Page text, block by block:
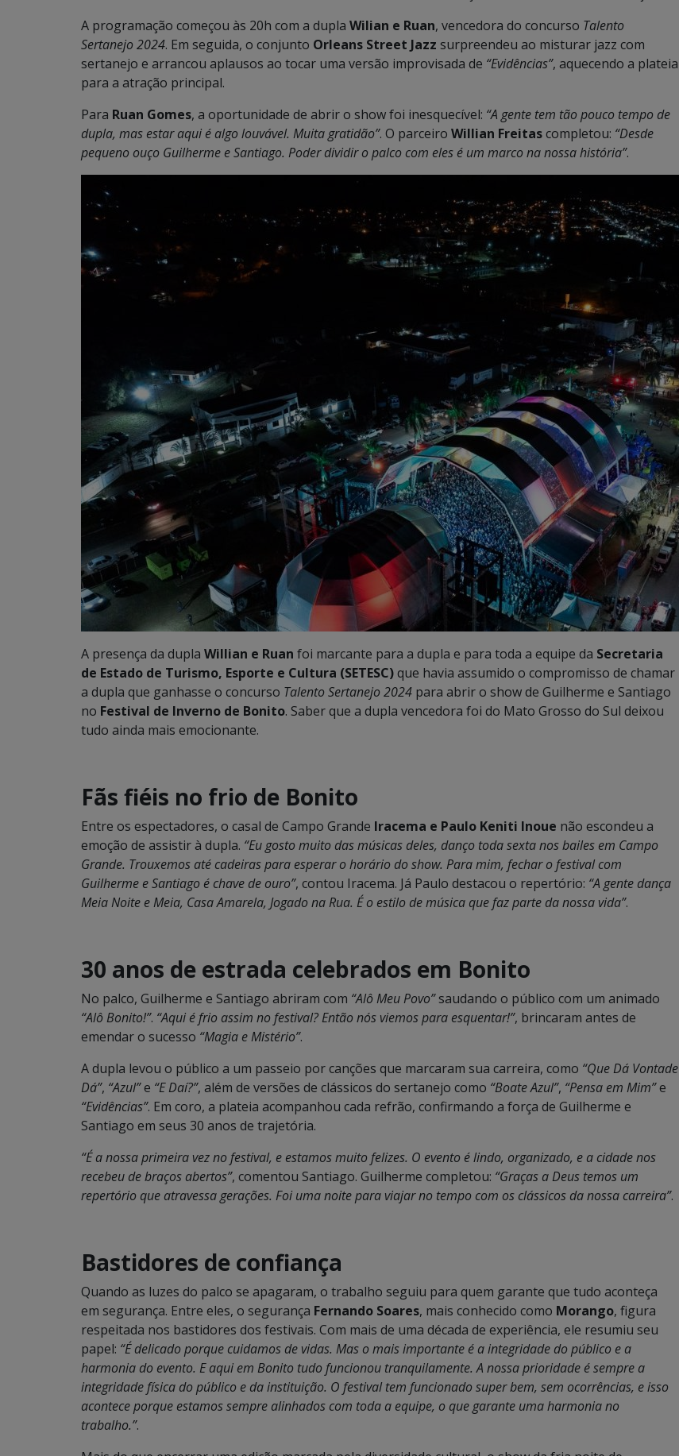
A programação começou às 20h com a dupla Wilian e Ruan, vencedora do concurso Talento
Sertanejo 2024. Em seguida, o conjunto Orleans Street Jazz surpreendeu ao misturar jazz com
sertanejo e arrancou aplausos ao tocar uma versão improvisada de “Evidências”, aquecendo a plateia
para a atração principal.
Para Ruan Gomes, a oportunidade de abrir o show foi inesquecível: “A gente tem tão pouco tempo de
dupla, mas estar aqui é algo louvável. Muita gratidão”. O parceiro Willian Freitascompletou: “Desde
pequeno ouço Guilherme e Santiago. Poder dividir o palco com eles é um marco na nossa história”.
A presença da dupla Willian e Ruan foi marcante para a dupla e para toda a equipe da Secretaria
de Estado de Turismo, Esporte e Cultura (SETESC)que havia assumido o compromisso de chamar
a dupla que ganhasse o concurso Talento Sertanejo 2024 para abrir o show de Guilherme e Santiago
no Festival de Inverno de Bonito. Saber que a dupla vencedora foi do Mato Grosso do Sul deixou
tudo ainda mais emocionante.
Fãs fiéis no frio de Bonito
Entre os espectadores, o casal de Campo Grande Iracema e Paulo Keniti Inoue não escondeu a
emoção de assistir à dupla. “Eu gosto muito das músicas deles, danço toda sexta nos bailes em Campo
Grande. Trouxemos até cadeiras para esperar o horário do show. Para mim, fechar o festival com
Guilherme e Santiago é chave de ouro”, contou Iracema. Já Paulo destacou o repertório: “A gente dança
Meia Noite e Meia, Casa Amarela, Jogado na Rua. É o estilo de música que faz parte da nossa vida”.
30 anos de estrada celebrados em Bonito
No palco, Guilherme e Santiago abriram com “Alô Meu Povo”saudando o público com um animado
“Alô Bonito!”. “Aqui é frio assim no festival? Então nós viemos para esquentar!”, brincaram antes de
emendar o sucesso “Magia e Mistério”.
A dupla levou o público a um passeio por canções que marcaram sua carreira, como “Que Dá Vontade
Dá”, “Azul”e “E Daí?”, além de versões de clássicos do sertanejo como “Boate Azul”, “Pensa em Mim”e
“Evidências”. Em coro, a plateia acompanhou cada refrão, confirmando a força de Guilherme e
Santiago em seus 30 anos de trajetória.
“É a nossa primeira vez no festival, e estamos muito felizes. O evento é lindo, organizado, e a cidade nos
recebeu de braços abertos”, comentou Santiago. Guilherme completou: “Graças a Deus temos um
repertório que atravessa gerações. Foi uma noite para viajar no tempo com os clássicos da nossa carreira”.
Bastidores de confiança
Quando as luzes do palco se apagaram, o trabalho seguiu para quem garante que tudo aconteça
em segurança. Entre eles, o segurança Fernando Soares, mais conhecido como Morango, figura
respeitada nos bastidores dos festivais. Com mais de uma década de experiência, ele resumiu seu
papel: “É delicado porque cuidamos de vidas. Mas o mais importante é a integridade do público e a
harmonia do evento. E aqui em Bonito tudo funcionou tranquilamente. A nossa prioridade é sempre a
integridade física do público e da instituição. O festival tem funcionado super bem, sem ocorrências, e isso
acontece porque estamos sempre alinhados com toda a equipe, o que garante uma harmonia no
trabalho.”.